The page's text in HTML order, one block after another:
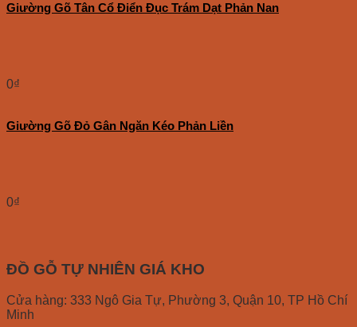
Giường Gõ Tân Cổ Điển Đục Trám Dạt Phản Nan
0₫
Giường Gõ Đỏ Gân Ngăn Kéo Phản Liền
0₫
ĐỒ GỖ TỰ NHIÊN GIÁ KHO
Cửa hàng: 333 Ngô Gia Tự, Phường 3, Quận 10, TP Hồ Chí
Minh